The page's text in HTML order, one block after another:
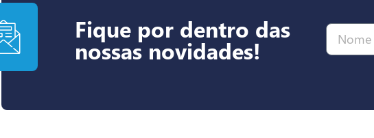
Fique por dentro das
nossas novidades!